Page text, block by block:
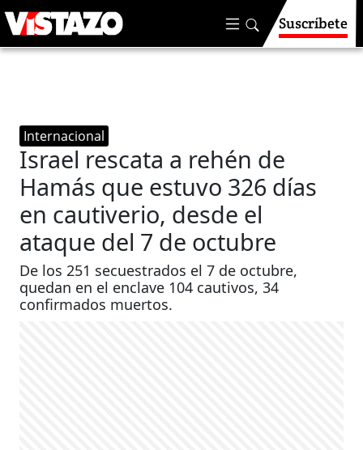
Suscríbete
Internacional
Israel rescata a rehén de
Hamás que estuvo 326 días
en cautiverio, desde el
ataque del 7 de octubre
De los 251 secuestrados el 7 de octubre,
quedan en el enclave 104 cautivos, 34
confirmados muertos.